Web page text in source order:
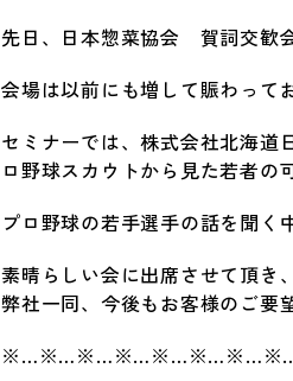
先日、日本惣菜協会 賀詞交歓
会場は以前にも増して賑わって
セミナーでは、株式会社北海
ロ野球スカウトから見た若者の
プロ野球の若手選手の話を聞く
素晴らしい会に出席させて頂き
弊社一同、今後もお客様のご要